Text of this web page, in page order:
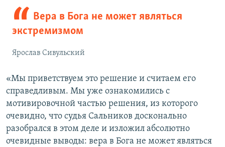
Вера в Бога не может являться
экстремизмом
Ярослав Сивульский
«Мы приветствуем это решение и считаем его
справедливым. Мы уже ознакомились с
мотивировочной частью решения, из которого
очевидно, что судья Сальников досконально
разобрался в этом деле и изложил абсолютно
очевидные выводы: вера в Бога не может являться